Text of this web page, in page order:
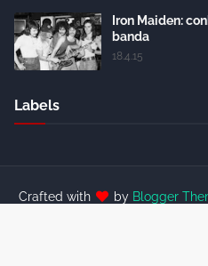
Iron Maiden:
banda
18.4.15
Labels
Crafted with by Blogger